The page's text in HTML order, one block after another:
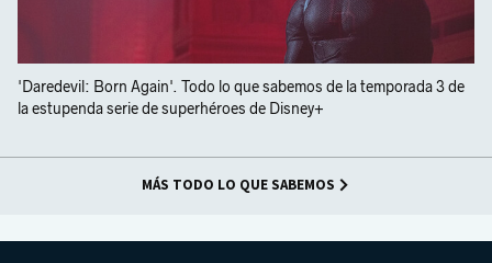
'Daredevil: Born Again'. Todo lo que sabemos de la temporada 3 de
la estupenda serie de superhéroes de Disney+
MÁS TODO LO QUE SABEMOS